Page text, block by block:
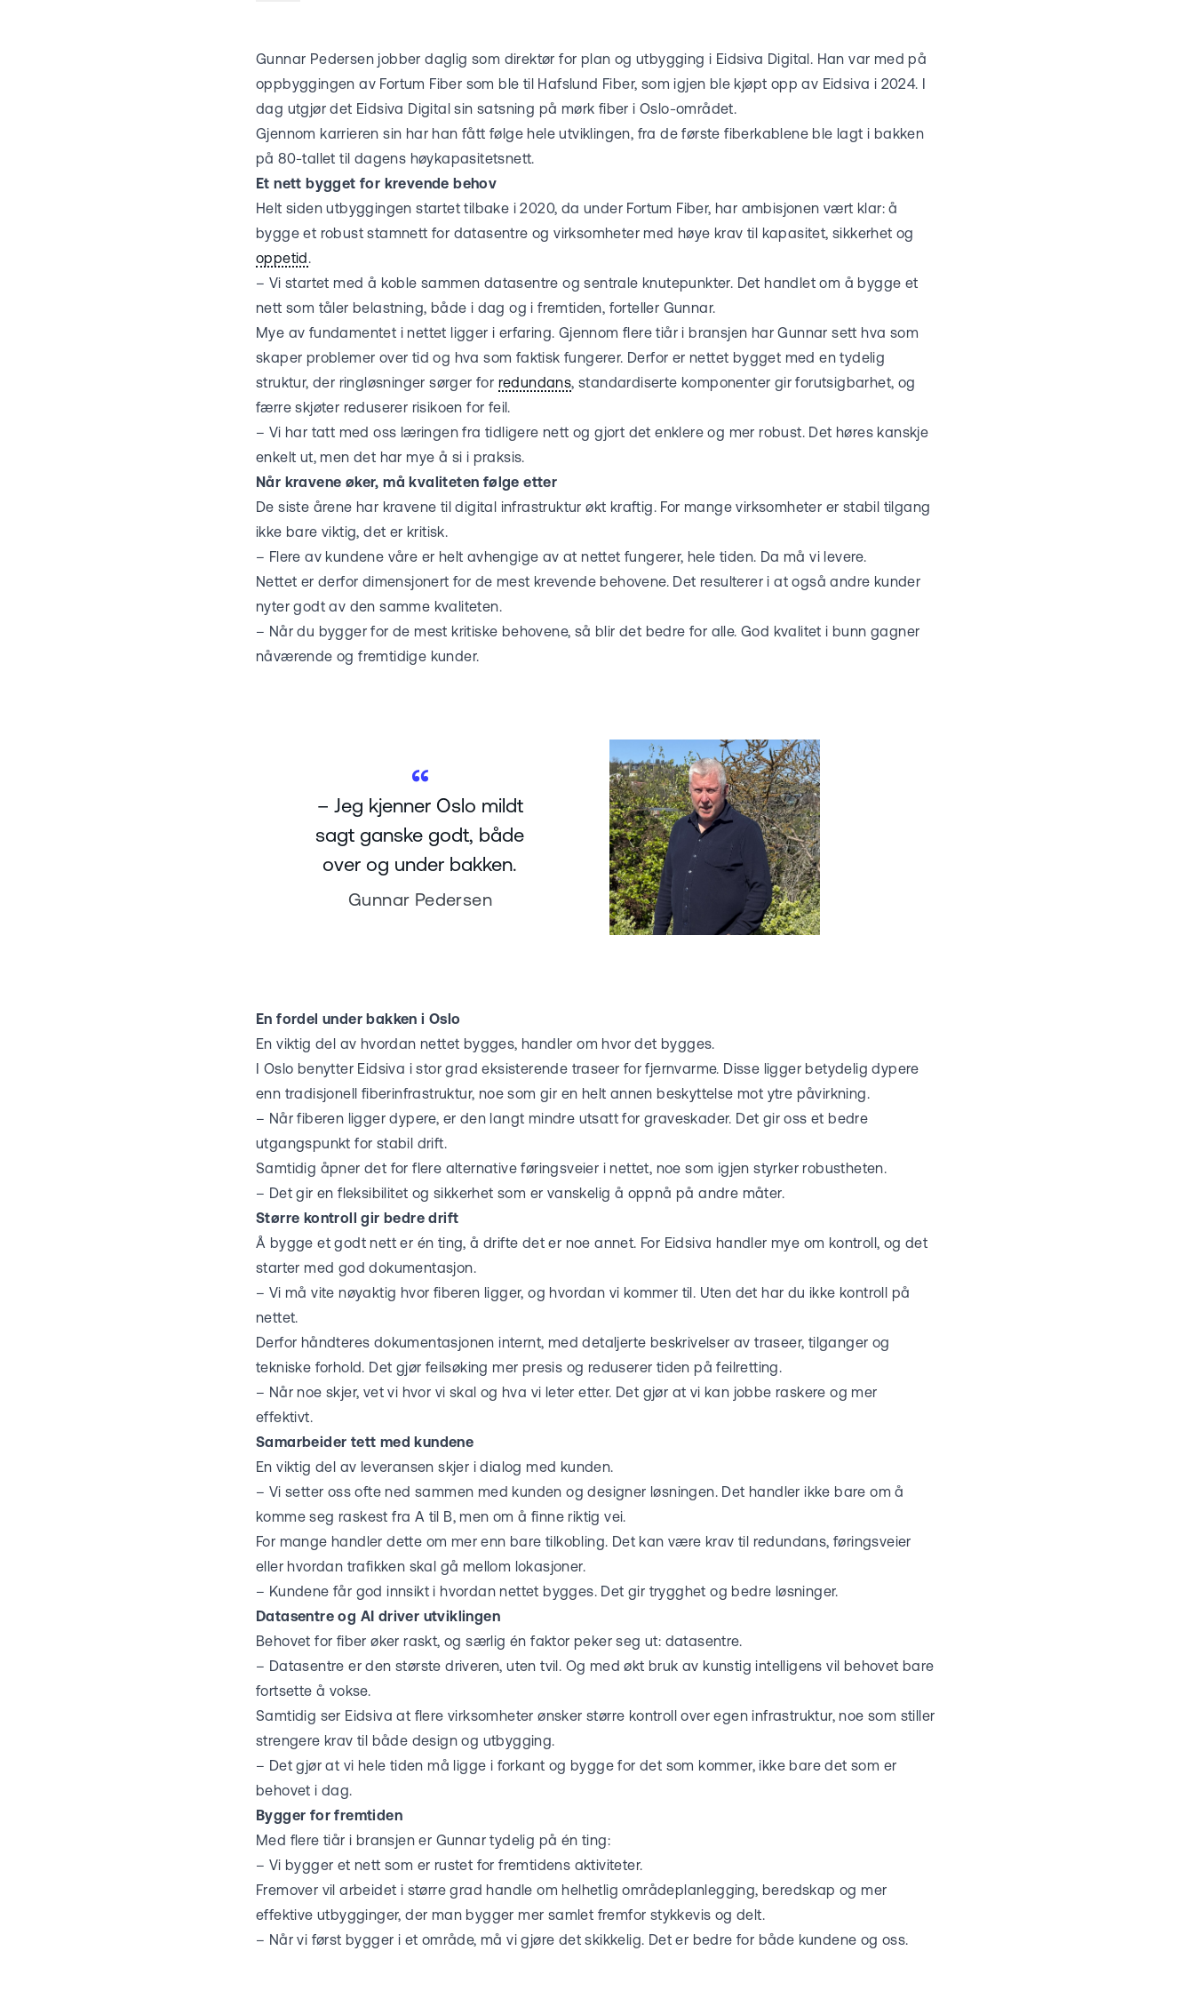
Gunnar Pedersen jobber daglig som direktør for plan og utbygging i Eidsiva Digital. Han var med på
oppbyggingen av Fortum Fiber som ble til Hafslund Fiber, som igjen ble kjøpt opp av Eidsiva i 2024. I
dag utgjør det Eidsiva Digital sin satsning på mørk fiber i Oslo-området.
Gjennom karrieren sin har han fått følge hele utviklingen, fra de første fiberkablene ble lagt i bakken
på 80-tallet til dagens høykapasitetsnett.
Et nett bygget for krevende behov
Helt siden utbyggingen startet tilbake i 2020, da under Fortum Fiber, har ambisjonen vært klar: å
bygge et robust stamnett for datasentre og virksomheter med høye krav til kapasitet, sikkerhet og
oppetid.
– Vi startet med å koble sammen datasentre og sentrale knutepunkter. Det handlet om å bygge et
nett som tåler belastning, både i dag og i fremtiden, forteller Gunnar.
Mye av fundamentet i nettet ligger i erfaring. Gjennom flere tiår i bransjen har Gunnar sett hva som
skaper problemer over tid og hva som faktisk fungerer. Derfor er nettet bygget med en tydelig
struktur, der ringløsninger sørger for redundans, standardiserte komponenter gir forutsigbarhet, og
færre skjøter reduserer risikoen for feil.
– Vi har tatt med oss læringen fra tidligere nett og gjort det enklere og mer robust. Det høres kanskje
enkelt ut, men det har mye å si i praksis.
Når kravene øker, må kvaliteten følge etter
De siste årene har kravene til digital infrastruktur økt kraftig. For mange virksomheter er stabil tilgang
ikke bare viktig, det er kritisk.
– Flere av kundene våre er helt avhengige av at nettet fungerer, hele tiden. Da må vi levere.
Nettet er derfor dimensjonert for de mest krevende behovene. Det resulterer i at også andre kunder
nyter godt av den samme kvaliteten.
– Når du bygger for de mest kritiske behovene, så blir det bedre for alle. God kvalitet i bunn gagner
nåværende og fremtidige kunder.
– Jeg kjenner Oslo mildt
sagt ganske godt, både
over og under bakken.
Gunnar Pedersen
En fordel under bakken i Oslo
En viktig del av hvordan nettet bygges, handler om hvor det bygges.
I Oslo benytter Eidsiva i stor grad eksisterende traseer for fjernvarme. Disse ligger betydelig dypere
enn tradisjonell fiberinfrastruktur, noe som gir en helt annen beskyttelse mot ytre påvirkning.
– Når fiberen ligger dypere, er den langt mindre utsatt for graveskader. Det gir oss et bedre
utgangspunkt for stabil drift.
Samtidig åpner det for flere alternative føringsveier i nettet, noe som igjen styrker robustheten.
– Det gir en fleksibilitet og sikkerhet som er vanskelig å oppnå på andre måter.
Større kontroll gir bedre drift
Å bygge et godt nett er én ting, å drifte det er noe annet. For Eidsiva handler mye om kontroll, og det
starter med god dokumentasjon.
– Vi må vite nøyaktig hvor fiberen ligger, og hvordan vi kommer til. Uten det har du ikke kontroll på
nettet.
Derfor håndteres dokumentasjonen internt, med detaljerte beskrivelser av traseer, tilganger og
tekniske forhold. Det gjør feilsøking mer presis og reduserer tiden på feilretting.
– Når noe skjer, vet vi hvor vi skal og hva vi leter etter. Det gjør at vi kan jobbe raskere og mer
effektivt.
Samarbeider tett med kundene
En viktig del av leveransen skjer i dialog med kunden.
– Vi setter oss ofte ned sammen med kunden og designer løsningen. Det handler ikke bare om å
komme seg raskest fra A til B, men om å finne riktig vei.
For mange handler dette om mer enn bare tilkobling. Det kan være krav til redundans, føringsveier
eller hvordan trafikken skal gå mellom lokasjoner.
– Kundene får god innsikt i hvordan nettet bygges. Det gir trygghet og bedre løsninger.
Datasentre og AI driver utviklingen
Behovet for fiber øker raskt, og særlig én faktor peker seg ut: datasentre.
– Datasentre er den største driveren, uten tvil. Og med økt bruk av kunstig intelligens vil behovet bare
fortsette å vokse.
Samtidig ser Eidsiva at flere virksomheter ønsker større kontroll over egen infrastruktur, noe som stiller
strengere krav til både design og utbygging.
– Det gjør at vi hele tiden må ligge i forkant og bygge for det som kommer, ikke bare det som er
behovet i dag.
Bygger for fremtiden
Med flere tiår i bransjen er Gunnar tydelig på én ting:
– Vi bygger et nett som er rustet for fremtidens aktiviteter.
Fremover vil arbeidet i større grad handle om helhetlig områdeplanlegging, beredskap og mer
effektive utbygginger, der man bygger mer samlet fremfor stykkevis og delt.
– Når vi først bygger i et område, må vi gjøre det skikkelig. Det er bedre for både kundene og oss.